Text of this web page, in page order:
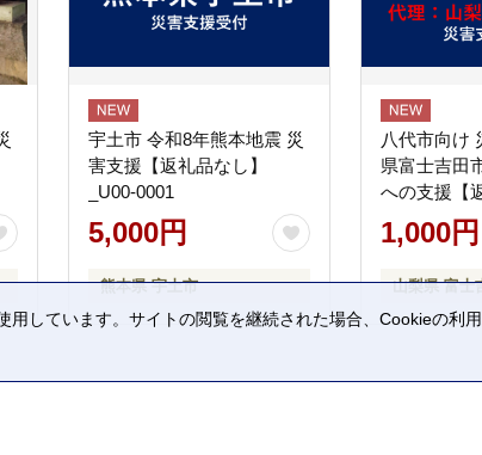
宇土市 令和8年熊本地震 災
害支援【返礼品なし】
_U00-0001
5,000円
熊本県 宇土市
八代市向け
県富士吉田
への支援【
1,000円
山梨県 富士
しています。サイトの閲覧を継続された場合、Cookieの利